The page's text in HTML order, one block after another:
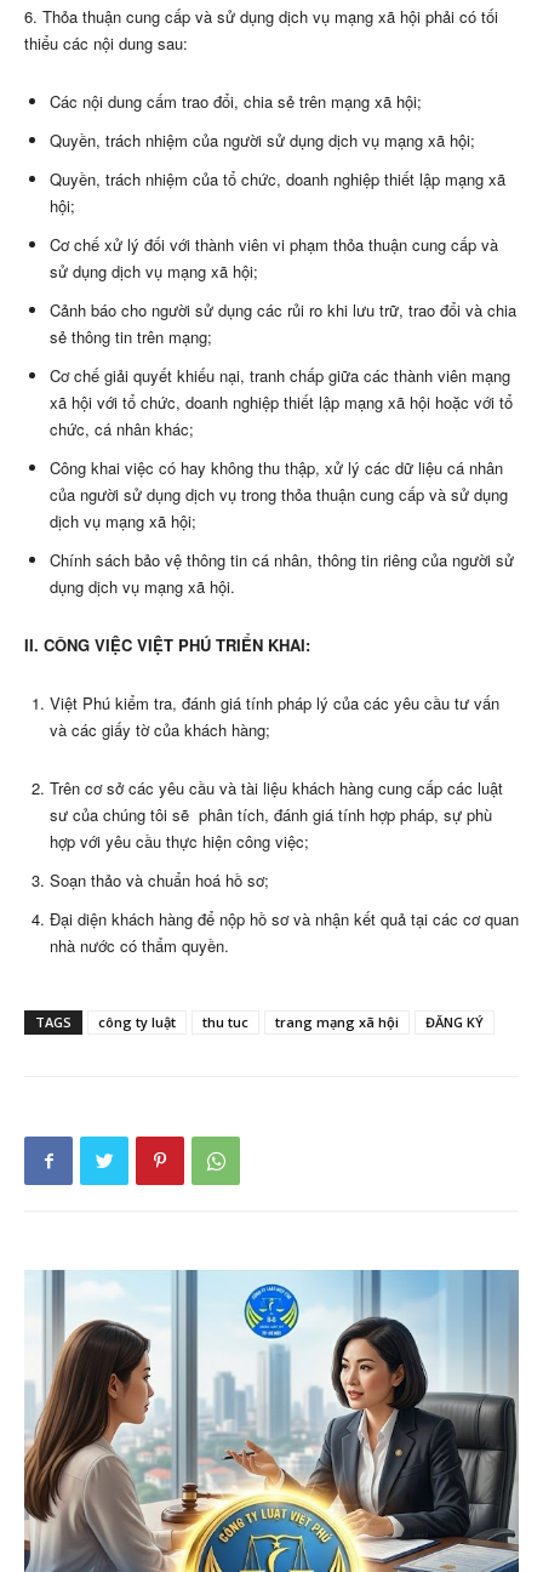
6. Thỏa thuận cung cấp và sử dụng dịch vụ mạng xã hội phải có tối
thiểu các nội dung sau:
Các nội dung cấm trao đổi, chia sẻ trên mạng xã hội;
Quyền, trách nhiệm của người sử dụng dịch vụ mạng xã hội;
Quyền, trách nhiệm của tổ chức, doanh nghiệp thiết lập mạng xã
hội;
Cơ chế xử lý đối với thành viên vi phạm thỏa thuận cung cấp và
sử dụng dịch vụ mạng xã hội;
Cảnh báo cho người sử dụng các rủi ro khi lưu trữ, trao đổi và chia
sẻ thông tin trên mạng;
Cơ chế giải quyết khiếu nại, tranh chấp giữa các thành viên mạng
xã hội với tổ chức, doanh nghiệp thiết lập mạng xã hội hoặc với tổ
chức, cá nhân khác;
Công khai việc có hay không thu thập, xử lý các dữ liệu cá nhân
của người sử dụng dịch vụ trong thỏa thuận cung cấp và sử dụng
dịch vụ mạng xã hội;
Chính sách bảo vệ thông tin cá nhân, thông tin riêng của người sử
dụng dịch vụ mạng xã hội.
II. CÔNG VIỆC VIỆT PHÚ TRIỂN KHAI:
Việt Phú kiểm tra, đánh giá tính pháp lý của các yêu cầu tư vấn
và các giấy tờ của khách hàng;
Trên cơ sở các yêu cầu và tài liệu khách hàng cung cấp các luật
sư của chúng tôi sẽ phân tích, đánh giá tính hợp pháp, sự phù
hợp với yêu cầu thực hiện công việc;
Soạn thảo và chuẩn hoá hồ sơ;
Đại diện khách hàng để nộp hồ sơ và nhận kết quả tại các cơ quan
nhà nước có thẩm quyền.
TAGS công ty luật thu tuc trang mạng xã hội ĐĂNG KÝ